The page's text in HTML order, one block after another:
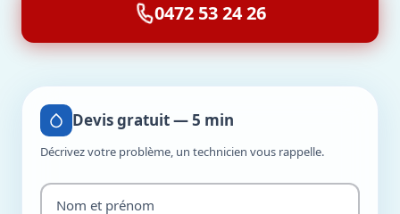
0472 53 24 26
Devis gratuit — 5 min
Décrivez votre problème, un technicien vous rappelle.